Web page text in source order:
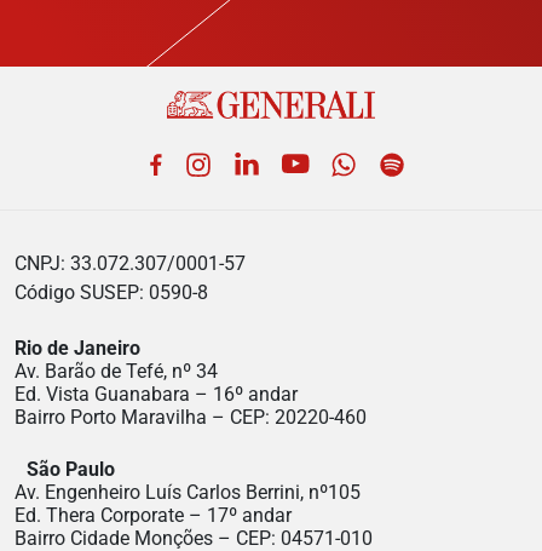
Facebook
Instagram
LinkedIn
YouTubeWhatsApp
CNPJ: 33.072.307/0001-57
Código SUSEP: 0590-8
Rio de Janeiro
Av. Barão de Tefé, nº 34
Ed. Vista Guanabara – 16º andar
Bairro Porto Maravilha – CEP: 20220-460
São Paulo
Av. Engenheiro Luís Carlos Berrini, nº105
Ed. Thera Corporate – 17º andar
Bairro Cidade Monções – CEP: 04571-010